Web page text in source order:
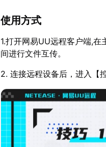
使用方式
1.打开网易UU远程客户端,
间进行文件互传。
2. 连接远程设备后，进入【